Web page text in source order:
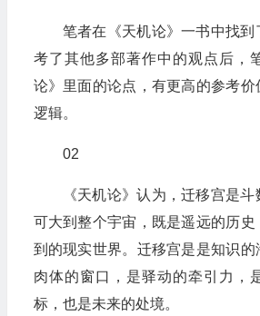
笔者在《天机论》一书中找到
考了其他多部著作中的观点后，
论》里面的论点，有更高的参考价
逻辑。‍
02
《天机论》认为，迁移宫是斗
可大到整个宇宙，既是遥远的历史
到的现实世界。迁移宫是是知识的
肉体的窗口，是驿动的牵引力，
标，也是未来的处境。